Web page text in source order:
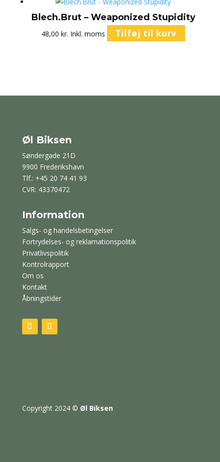
Blech.Brut – Weaponized Stupidity
48,00kr. Inkl. moms Tilføj til kurv
Øl Biksen
Søndergade 21D
9900 Frederikshavn
Tlf.: +45 20 74 41 93
CVR: 43370472
Information
Salgs- og handelsbetingelser
Fortrydelses- og reklamationspolitik
Privatlivspolitik
Kontrolrapport
Om os
Kontakt
Åbningstider
Copyright 2024 © Øl Biksen